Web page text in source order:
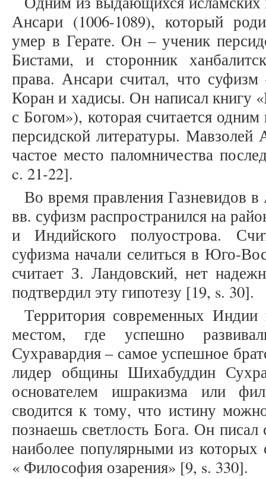
Ансари (1006-1089), который
умер в Герате. Он – ученик
Бистами, и сторонник
права. Ансари считал, что
Коран и хадисы. Он написал книгу
с Богом»), которая считается
персидской литературы. Мавзолей
частое место паломничества
c. 21-22].
Во время правления Газневидов
вв. суфизм распространился на
и Индийского полуострова.
суфизма начали селиться в Юго-
считает З. Ландовский, нет
подтвердил эту гипотезу [19, s. 30].
Территория современных
местом, где успешно
Сухравардия – самое успешное
лидер общины Шихабуддин
основателем ишракизма или
сводится к тому, что истину
познаешь светлость Бога. Он писал
наиболее популярными из которых
« Философия озарения» [9, s. 330].